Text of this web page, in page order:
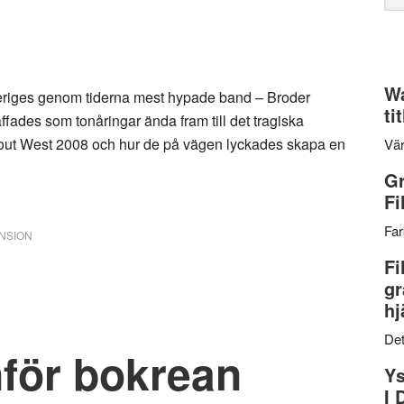
genom tiderna mest hypade band – Broder
som tonåringar ända fram till det tragiska
West 2008 och hur de på vägen lyckades skapa en
bokrean
I